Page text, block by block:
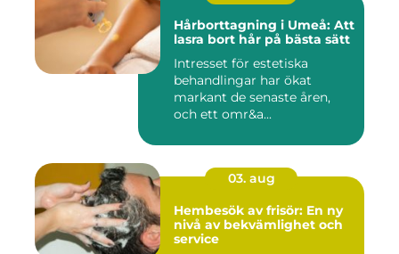
Hårborttagning i Umeå: Att
lasra bort hår på bästa sätt
Intresset för estetiska
behandlingar har ökat
markant de senaste åren,
och ett omr&a...
03. aug
Hembesök av frisör: En ny
nivå av bekvämlighet och
service